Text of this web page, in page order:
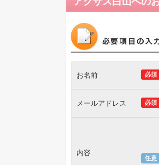
必須
お名前
必須
メールアドレス
任意
内容